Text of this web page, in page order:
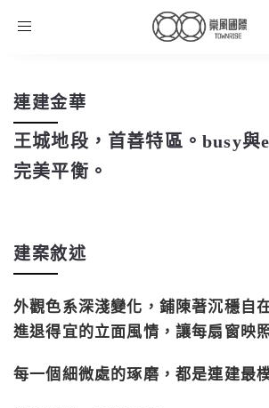
Toggle
連建金華
王城地段，首善特區。busy與
完美平衡。
建案敘述
外觀色系深淺變化，鋪陳著沉穩自
進退得宜的立面風情，讓每扇窗映
每一個細微處的琢磨，都是連建最